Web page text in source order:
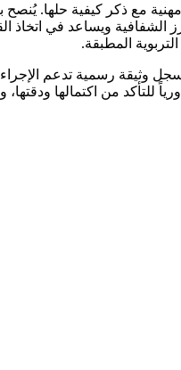
مع ذكر كيفية حلها.
ويساعد في اتخاذ
المطبقة.
رسمية تدعم
للتأكد من اكتمالها